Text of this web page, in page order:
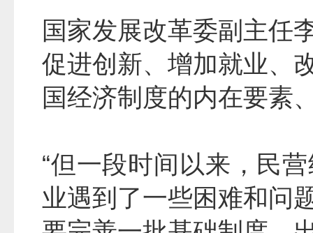
国家发展改革委副主任
促进创新、增加就业、
国经济制度的内在要素
“但一段时间以来，民
业遇到了一些困难和问